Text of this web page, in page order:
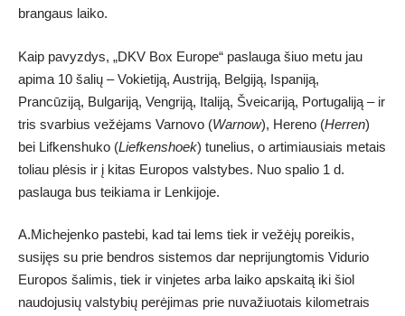
brangaus laiko.
Kaip pavyzdys, „DKV Box Europe“ paslauga šiuo metu jau
apima 10 šalių – Vokietiją, Austriją, Belgiją, Ispaniją,
Prancūziją, Bulgariją, Vengriją, Italiją, Šveicariją, Portugaliją – ir
tris svarbius vežėjams Varnovo (Warnow), Hereno (Herren)
bei Lifkenshuko (Liefkenshoek) tunelius, o artimiausiais metais
toliau plėsis ir į kitas Europos valstybes. Nuo spalio 1 d.
paslauga bus teikiama ir Lenkijoje.
A.Michejenko pastebi, kad tai lems tiek ir vežėjų poreikis,
susijęs su prie bendros sistemos dar neprijungtomis Vidurio
Europos šalimis, tiek ir vinjetes arba laiko apskaitą iki šiol
naudojusių valstybių perėjimas prie nuvažiuotais kilometrais